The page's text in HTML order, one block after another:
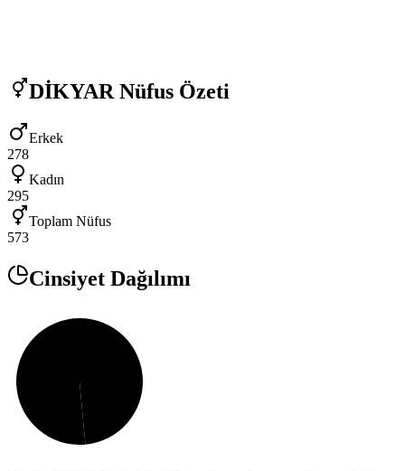
DİKYAR Nüfus Özeti
Erkek
278
Kadın
295
Toplam Nüfus
573
Cinsiyet Dağılımı